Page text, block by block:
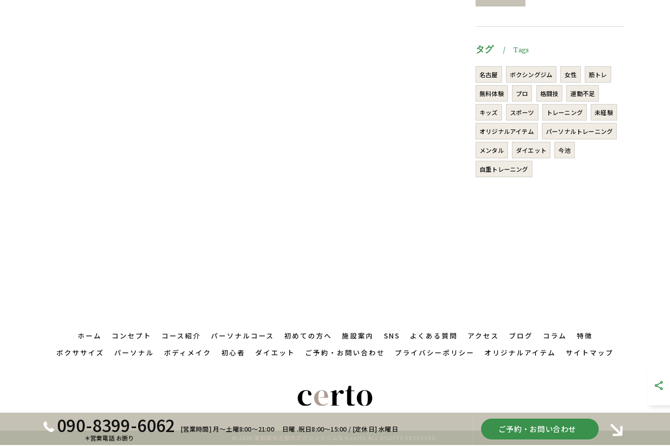
タグ Tags
名古屋 ボクシングジム 女性 筋トレ
無料体験 プロ 格闘技 運動不足
キッズ スポーツ トレーニング 未経験
オリジナルアイテム パーソナルトレーニング
メンタル ダイエット 今池
自重トレーニング
090-8399-6062
＊営業電話 お断り
[営業時間] 月～土曜8:00～21:00 日曜 .祝日8:00～15:00 / [定休日] 水曜日 ご予約・お問い合わせ
ホーム コンセプト コース紹介 パーソナルコース 初めての方へ 施設案内 SNS よくある質問 アクセス ブログ コラム
特徴
ボクササイズ
パーソナル ボディメイク 初心者 ダイエット ご予約・お問い合わせ プライバシーポリシー オリジナルアイテム サイトマップ